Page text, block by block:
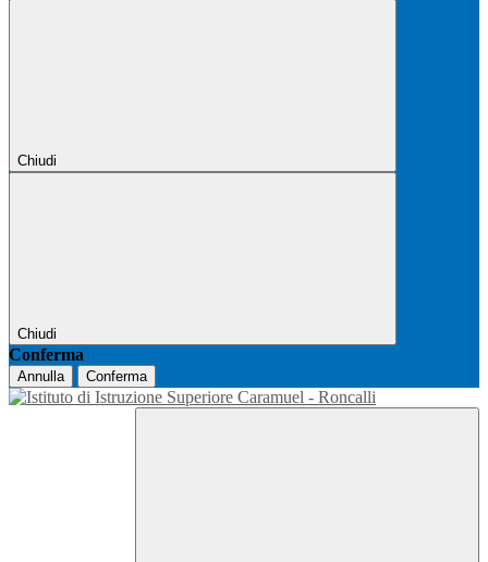
Chiudi
Chiudi
Conferma
Annulla Conferma